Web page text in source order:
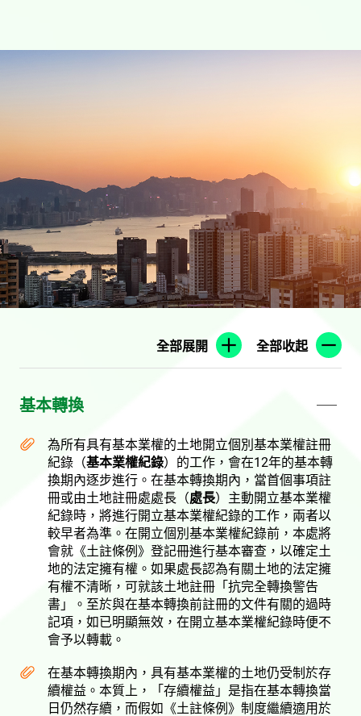
全部展開 全部收起
基本轉換
為所有具有基本業權的土地開立個別基本業權註冊
紀錄（基本業權紀錄）的工作，會在12年的基本轉
換期內逐步進行。在基本轉換期內，當首個事項註
冊或由土地註冊處處長（處長）主動開立基本業權
紀錄時，將進行開立基本業權紀錄的工作，兩者以
較早者為準。在開立個別基本業權紀錄前，本處將
會就《土註條例》登記冊進行基本審查，以確定土
地的法定擁有權。如果處長認為有關土地的法定擁
有權不清晰，可就該土地註冊「抗完全轉換警告
書」。至於與在基本轉換前註冊的文件有關的過時
記項，如已明顯無效，在開立基本業權紀錄時便不
會予以轉載。
在基本轉換期內，具有基本業權的土地仍受制於存
續權益。本質上，「存續權益」是指在基本轉換當
日仍然存續，而假如《土註條例》制度繼續適用於